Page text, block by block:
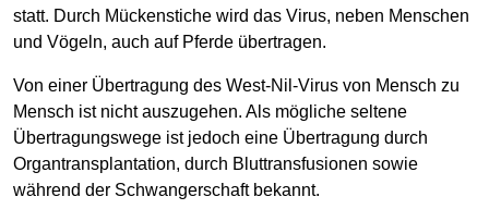
statt. Durch Mückenstiche wird das Virus, neben Menschen
und Vögeln, auch auf Pferde übertragen.
Von einer Übertragung des West-Nil-Virus von Mensch zu
Mensch ist nicht auszugehen. Als mögliche seltene
Übertragungswege ist jedoch eine Übertragung durch
Organtransplantation, durch Bluttransfusionen sowie
während der Schwangerschaft bekannt.